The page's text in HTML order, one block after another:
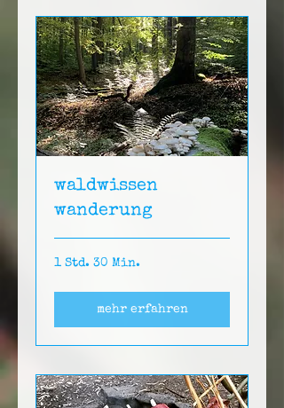
waldwissen
wanderung
1 Std. 30 Min.
mehr erfahren